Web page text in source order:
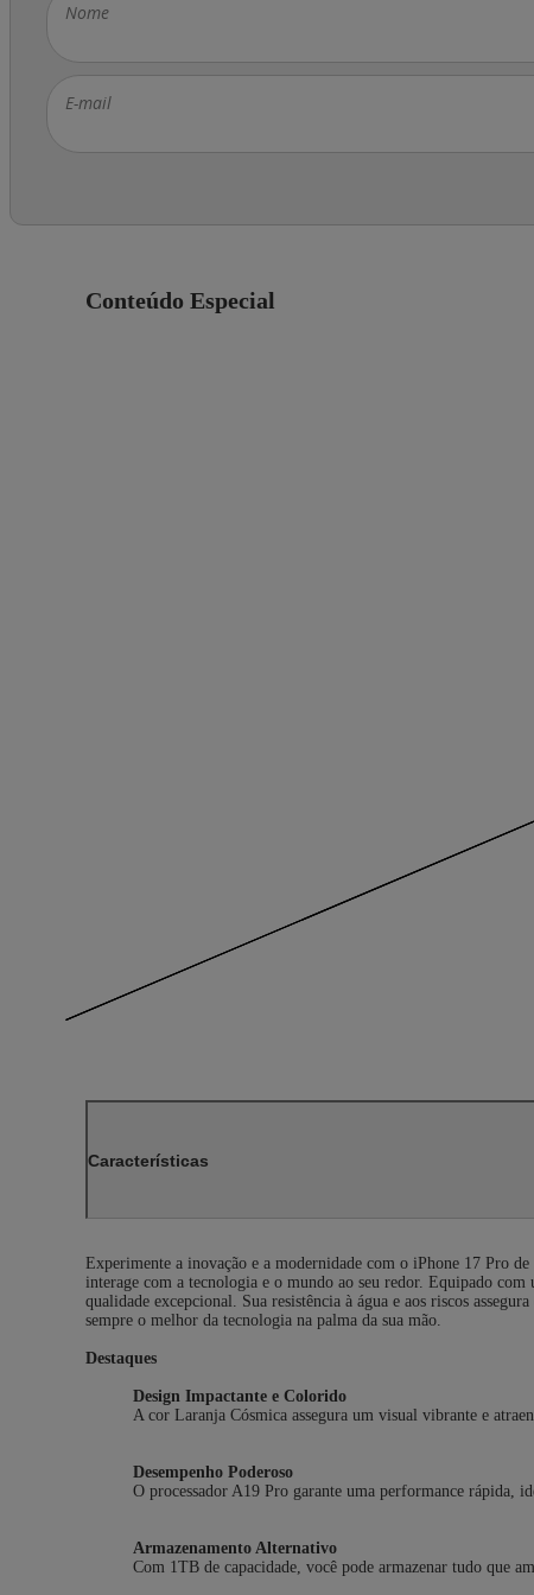
Nome
E-mail
Conteúdo Especial
Características
Experimente a inovação e a modernidade com o iPhone 17 Pro
interage com a tecnologia e o mundo ao seu redor. Equipado com
qualidade excepcional. Sua resistência à água e aos riscos
sempre o melhor da tecnologia na palma da sua mão.
Destaques
Design Impactante e Colorido
A cor Laranja Cósmica assegura um visual vibrante e
Desempenho Poderoso
O processador A19 Pro garante uma performance rápida,
Armazenamento Alternativo
Com 1TB de capacidade, você pode armazenar tudo que